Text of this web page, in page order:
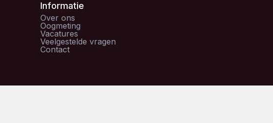
Informatie
Over ons
Oogmeting
Vacatures
Veelgestelde vragen
Contact